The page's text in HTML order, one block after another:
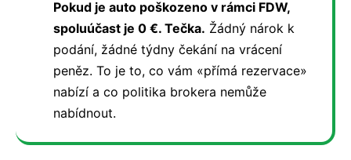
Pokud je auto poškozeno v rámci FDW,
spoluúčast je 0 €. Tečka. Žádný nárok k
podání, žádné týdny čekání na vrácení
peněz. To je to, co vám «přímá rezervace»
nabízí a co politika brokera nemůže
nabídnout.